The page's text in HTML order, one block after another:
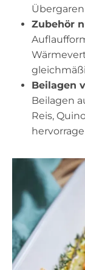
Zubehör
Beilagen
Beilagen
Reis,